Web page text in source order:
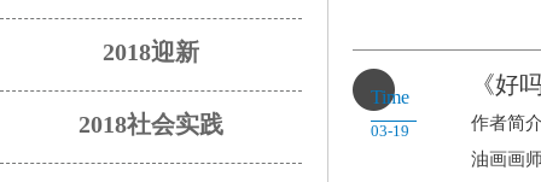
2018迎新
2018社会实践
Time
03-19
《好
作者简
油画画